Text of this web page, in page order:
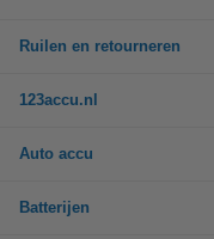
Ruilen en retourneren
123accu.nl
Auto accu
Batterijen